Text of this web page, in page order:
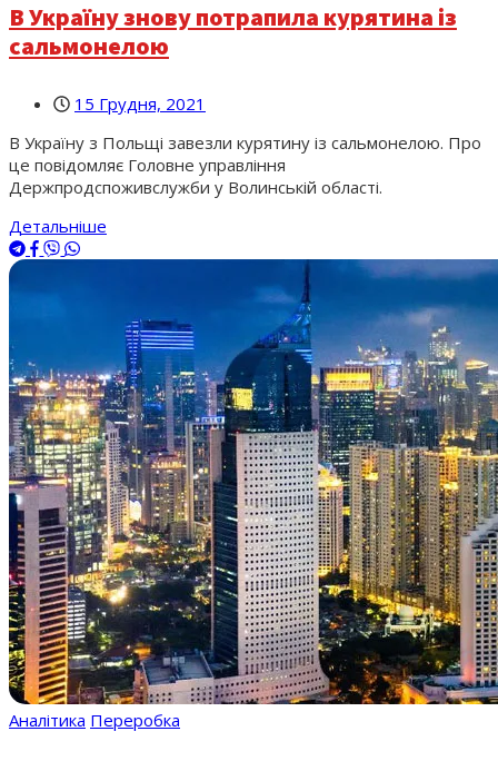
В Україну знову потрапила курятина із
сальмонелою
15 Грудня, 2021
В Україну з Польщі завезли курятину із сальмонелою. Про
це повідомляє Головне управління
Держпродспоживслужби у Волинській області.
Детальніше
Аналітика Переробка